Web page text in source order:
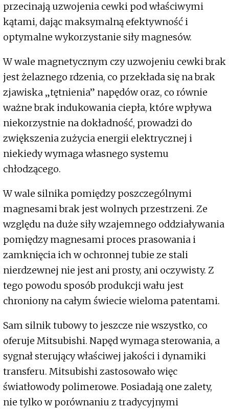
przecinają uzwojenia cewki pod właściwymi
kątami, dając maksymalną efektywność i
optymalne wykorzystanie siły magnesów.
W wale magnetycznym czy uzwojeniu cewki brak
jest żelaznego rdzenia, co przekłada się na brak
zjawiska „tętnienia” napędów oraz, co równie
ważne brak indukowania ciepła, które wpływa
niekorzystnie na dokładność, prowadzi do
zwiększenia zużycia energii elektrycznej i
niekiedy wymaga własnego systemu
chłodzącego.
W wale silnika pomiędzy poszczególnymi
magnesami brak jest wolnych przestrzeni. Ze
względu na duże siły wzajemnego oddziaływania
pomiędzy magnesami proces prasowania i
zamknięcia ich w ochronnej tubie ze stali
nierdzewnej nie jest ani prosty, ani oczywisty. Z
tego powodu sposób produkcji wału jest
chroniony na całym świecie wieloma patentami.
Sam silnik tubowy to jeszcze nie wszystko, co
oferuje Mitsubishi. Napęd wymaga sterowania, a
sygnał sterujący właściwej jakości i dynamiki
transferu. Mitsubishi zastosowało więc
światłowody polimerowe. Posiadają one zalety,
nie tylko w porównaniu z tradycyjnymi